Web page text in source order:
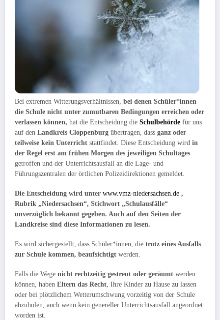
Bei extremen Witterungsverhältnissen, bei denen Schüler*innen
die Schule nicht unter zumutbaren Bedingungen erreichen oder
verlassen können, hat die Entscheidung die Schulbehörde für uns
auf den Landkreis Cloppenburg übertragen, dass ganz oder
teilweise kein Unterricht stattfindet. Diese Entscheidung wird in
der Regel erst am frühen Morgen des jeweiligen Schultages
getroffen und der Unterrichtsausfall an die Lage- und
Führungszentralen der örtlichen Polizeidirektionen gemeldet.
Die Entscheidung wird unter www.vmz-niedersachsen.de ,
Rubrik „Niedersachsen“, Stichwort „Schulausfälle“
unverzüglich bekannt gegeben. Auch auf den Seiten der
Landkreise sind diese Informationen zu lesen.
Es wird sichergestellt, dass Schüler*innen, die trotz eines Ausfalls
zur Schule kommen, beaufsichtigt werden.
Falls die Wege nicht rechtzeitig gestreut oder geräumt werden
können, haben Eltern das Recht, Ihre Kinder zu Hause zu lassen
oder bei plötzlichem Wetterumschwung vorzeitig von der Schule
abzuholen, auch wenn kein genereller Unterrichtsausfall angeordnet
worden ist.